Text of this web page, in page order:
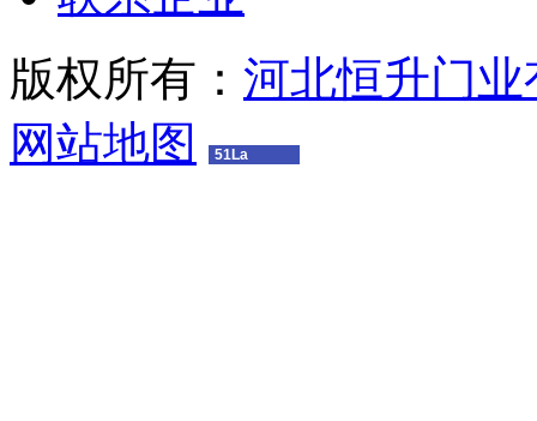
版权所有： 河北恒升门
网站地图
51La